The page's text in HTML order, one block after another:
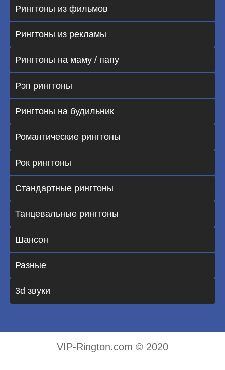
Рингтоны из фильмов
Рингтоны из рекламы
Рингтоны на маму / папу
Рэп рингтоны
Рингтоны на будильник
Романтические рингтоны
Рок рингтоны
Стандартные рингтоны
Танцевальные рингтоны
Шансон
Разные
3d звуки
VIP-Rington.com © 2020